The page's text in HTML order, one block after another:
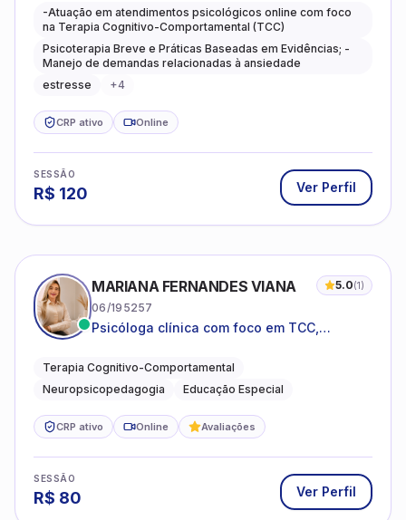
caminhos mais gentis para se viver.
-Atuação em atendimentos psicológicos online com foco
na Terapia Cognitivo-Comportamental (TCC)
Psicoterapia Breve e Práticas Baseadas em Evidências; -
Manejo de demandas relacionadas à ansiedade
estresse
+4
CRP ativo Online
SESSÃO
R$ 120 Ver Perfil
MARIANA FERNANDES VIANA 5.0(1)
06/195257
Psicóloga clínica com foco em TCC,
do neurodesenvolvimento.
Terapia Cognitivo-Comportamental
Neuropsicopedagogia
Educação Especial
CRP ativo Online Avaliações
SESSÃO
R$ 80 Ver Perfil